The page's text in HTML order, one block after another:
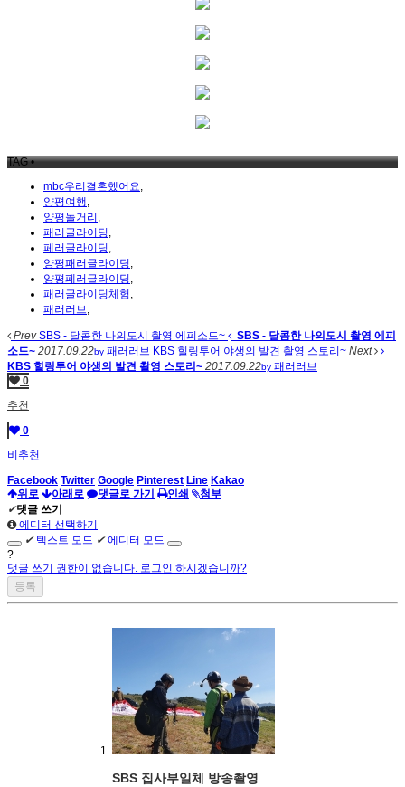
TAG •
mbc우리결혼했어요,
양평여행,
양평놀거리 ,
패러글라이딩,
페러글라이딩,
양평패러글라이딩,
양평페러글라이딩,
패러글라이딩체험 ,
패러러브,
PrevSBS - 달콤한 나의도시 촬영 에피소드~
SBS - 달콤한 나의도시 촬영 에피
소드~ 2017.09.22by 패러러브 KBS 힐링투어 야생의 발견 촬영 스토리~ Next
KBS 힐링투어 야생의 발견 촬영 스토리~ 2017.09.22by 패러러브
0
추천
0
비추천
Facebook Twitter Google Pinterest Line Kakao
위로
아래로 댓글로 가기 인쇄
첨부
✔댓글 쓰기
에디터 선택하기
✔ 텍스트 모드 ✔에디터 모드
?
댓글 쓰기 권한이 없습니다. 로그인 하시겠습니까?
SBS 집사부일체 방송촬영